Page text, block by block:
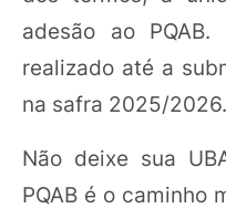
adesão ao
realizado até a
na safra 2025/2026.
Não deixe sua
PQAB é o caminho